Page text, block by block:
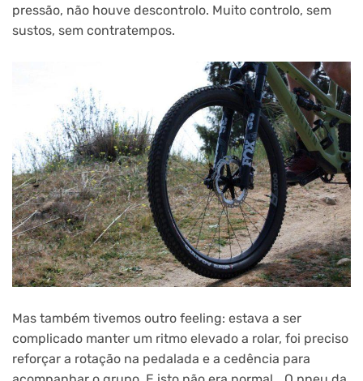
pressão, não houve descontrolo. Muito controlo, sem
sustos, sem contratempos.
Mas também tivemos outro feeling: estava a ser
complicado manter um ritmo elevado a rolar, foi preciso
reforçar a rotação na pedalada e a cedência para